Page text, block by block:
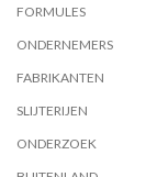
FORMULES
ONDERNEMERS
FABRIKANTEN
SLIJTERIJEN
ONDERZOEK